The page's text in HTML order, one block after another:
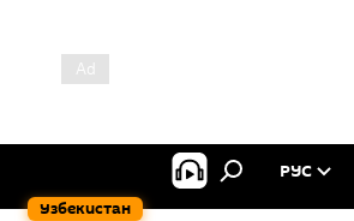
Узбекистан
РУС